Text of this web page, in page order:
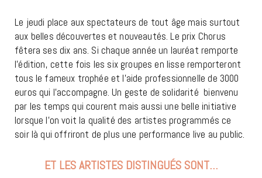
Le jeudi place aux spectateurs de tout âge mais surtout
aux belles découvertes et nouveautés. Le prix Chorus
fêtera ses dix ans. Si chaque année un lauréat remporte
l’édition, cette fois les six groupes en lisse remporteront
tous le fameux trophée et l’aide professionnelle de 3000
euros qui l’accompagne. Un geste de solidarité bienvenu
par les temps qui courent mais aussi une belle initiative
lorsque l’on voit la qualité des artistes programmés ce
soir là qui offriront de plus une performance live au public.
ET LES ARTISTES DISTINGUÉS SONT…